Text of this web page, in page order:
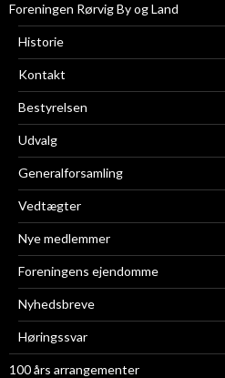
Foreningen Rørvig By og Land
Historie
Kontakt
Bestyrelsen
Udvalg
Generalforsamling
Vedtægter
Nye medlemmer
Foreningens ejendomme
Nyhedsbreve
Høringssvar
100 års arrangementer